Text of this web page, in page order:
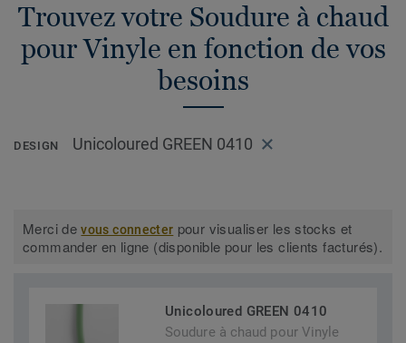
Trouvez votre Soudure à chaud
pour Vinyle en fonction de vos
besoins
DESIGN Unicoloured GREEN 0410
Merci devous connecter pour visualiser les stocks et
commander en ligne (disponible pour les clients facturés).
Unicoloured GREEN 0410
Soudure à chaud pour Vinyle